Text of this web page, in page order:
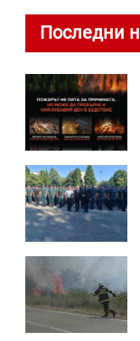
Последни